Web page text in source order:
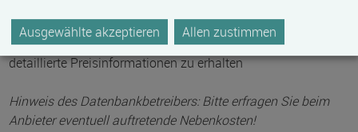
Bitte kontaktieren Sie den Bildungsanbieter direkt, um
detaillierte Preisinformationen zu erhalten
Hinweis des Datenbankbetreibers: Bitte erfragen Sie beim
Anbieter eventuell auftretende Nebenkosten!
Ausgewählte akzeptieren Allen zustimmen